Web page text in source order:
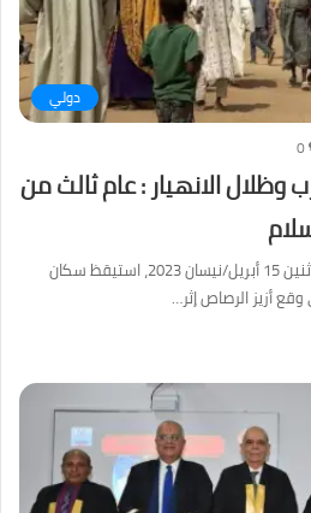
دولي
0
وظلال الانهيار : عام ثالث من
في ساعة مبكرة من صباح يوم الإثنين 15 أبريل/نيسان 2023، استيقظ سكان
أزيز الرصاص إثر…